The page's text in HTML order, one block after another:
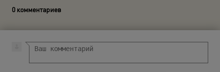
0 комментариев